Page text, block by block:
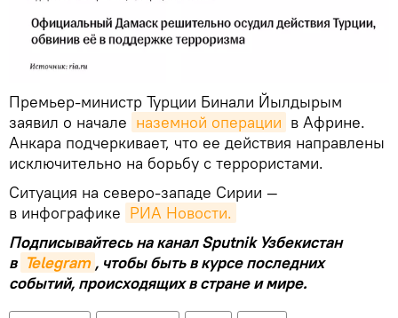
Премьер-министр Турции Бинали Йылдырым
заявил о начале наземной операции в Африне.
Анкара подчеркивает, что ее действия направлены
исключительно на борьбу с террористами.
Ситуация на северо-западе Сирии —
в инфографике РИА Новости.
Подписывайтесь на канал Sputnik Узбекистан
в Telegram , чтобы быть в курсе последних
событий, происходящих в стране и мире.